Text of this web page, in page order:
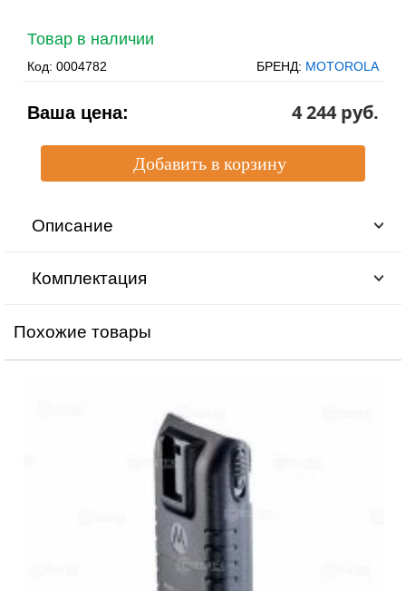
Товар в наличии
Код: 0004782 БРЕНД: MOTOROLA
Ваша цена: 4 244 pуб.
Описание
Комплектация
Похожие товары